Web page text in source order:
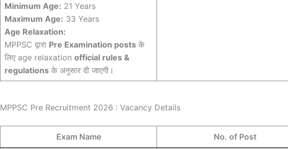
Minimum Age: 21 Years
Maximum Age: 33 Years
Age Relaxation:
MPPSC द्वारा Pre Examination posts के
लिए age relaxation official rules &
regulations के अनुसार दी जाएगी।
MPPSC Pre Recruitment 2026 : Vacancy Details
Exam Name No. of Post